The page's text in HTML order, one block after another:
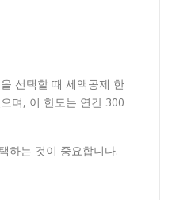
선택할 때 세액공제 한
며, 이 한도는 연간 300
하는 것이 중요합니다.